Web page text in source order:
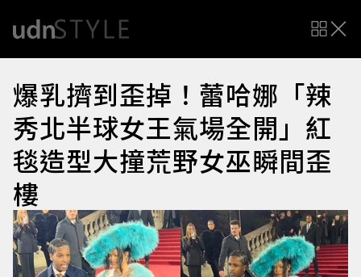
爆乳擠到歪掉！蕾哈娜「辣
秀北半球女王氣場全開」紅
毯造型大撞荒野女巫瞬間歪
樓